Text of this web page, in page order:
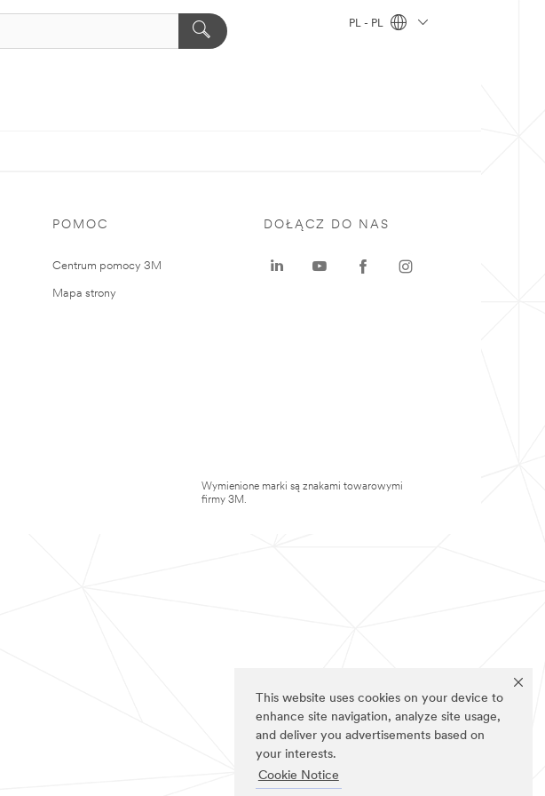
This website uses cookies on your device to
enhance site navigation, analyze site usage,
and deliver you advertisements based on
your interests.
Cookie Notice
PL - PL
POMOC
Centrum pomocy 3M
Mapa strony
DOŁĄCZ DO NAS
Wymienione marki są znakami towarowymi
firmy 3M.